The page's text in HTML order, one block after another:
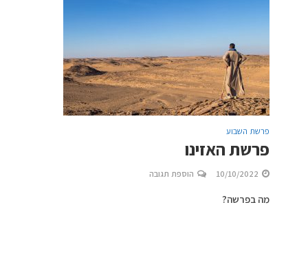
פרשת השבוע
פרשת האזינו
10/10/2022 הוספת תגובה
מה בפרשה?